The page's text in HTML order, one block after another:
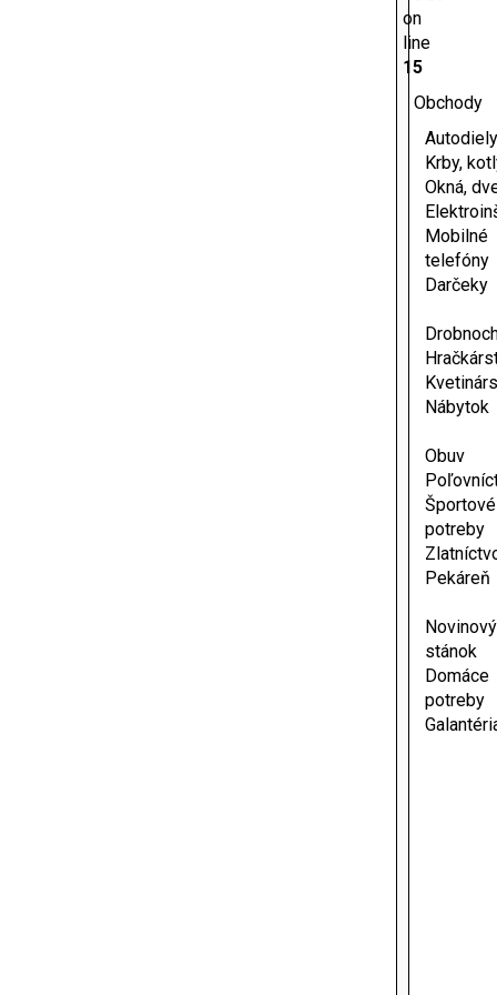
on
line
15
Obchody
Autodiely
Krby,
Okná,
Mobilné
telefóny
Darčeky
Nábytok
Obuv
Športové
potreby
Pekáreň
Novinový
stánok
Domáce
potreby